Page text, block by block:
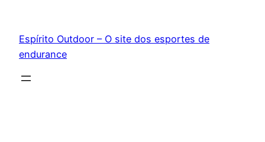
conteúdo
Espírito Outdoor – O site dos esportes de
endurance